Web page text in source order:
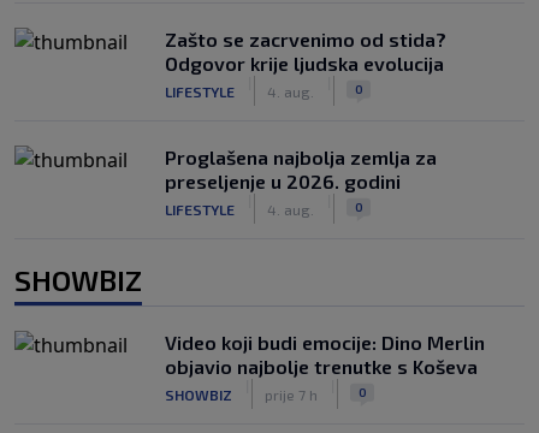
Zašto se zacrvenimo od stida?
Odgovor krije ljudska evolucija
LIFESTYLE 4. aug. 0
Proglašena najbolja zemlja za
preseljenje u 2026. godini
LIFESTYLE 4. aug. 0
SHOWBIZ
Video koji budi emocije: Dino Merlin
objavio najbolje trenutke s Koševa
SHOWBIZ prije 7 h 0